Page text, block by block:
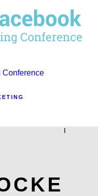
Conference
|